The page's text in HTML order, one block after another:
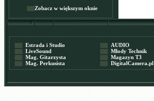
Zobacz w większym oknie
Estrada i Studio
LiveSound
Mag. Gitarzysta
Mag. Perkusista
AUDIO
Młody Technik
Magazyn T3
DigitalCamera.pl